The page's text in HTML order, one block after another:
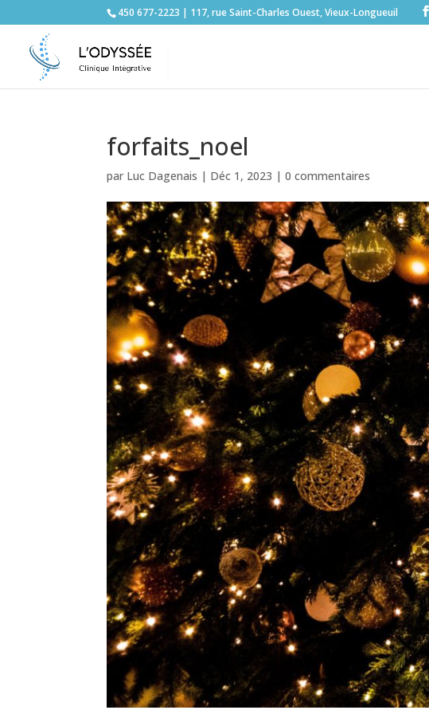
450 677-2223 | 117, rue Saint-Charles Ouest, Vieux-Longueuil
forfaits_noel
par Luc Dagenais | Déc 1, 2023 |0 commentaires